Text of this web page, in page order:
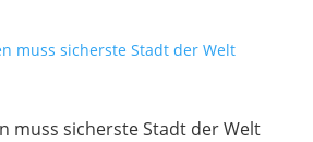
muss sicherste Stadt der Welt